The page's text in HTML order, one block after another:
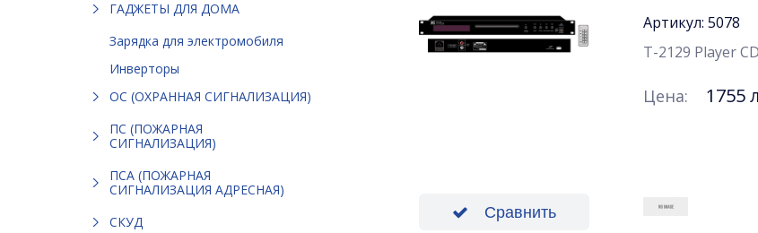
ГАДЖЕТЫ ДЛЯ ДОМА
Зарядка для электромобиля
Инверторы
ОС (ОХРАННАЯ СИГНАЛИЗАЦИЯ)
ПС (ПОЖАРНАЯ
СИГНАЛИЗАЦИЯ)
ПСА (ПОЖАРНАЯ
СИГНАЛИЗАЦИЯ АДРЕСНАЯ)
СКУД
Сравнить
Артикул: 5078
T-2129 Player
Цена: 1755